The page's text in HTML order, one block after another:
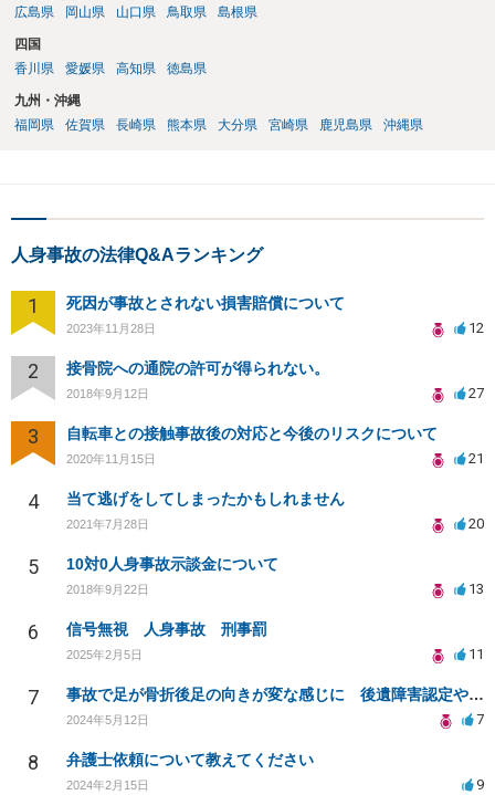
広島県
岡山県 山口県 鳥取県 島根県
四国
香川県
愛媛県 高知県 徳島県
九州・沖縄
福岡県
佐賀県 長崎県 熊本県 大分県 宮崎県 鹿児島県 沖縄県
人身事故の法律Q&Aランキング
1 死因が事故とされない損害賠償について
2023年11月28日 12
2 接骨院への通院の許可が得られない。
2018年9月12日 27
3 自転車との接触事故後の対応と今後のリスクについて
2020年11月15日 21
4 当て逃げをしてしまったかもしれません
2021年7月28日 20
5 10対0人身事故示談金について
2018年9月22日 13
6 信号無視 人身事故 刑事罰
2025年2月5日 11
7 事故で足が骨折後足の向きが変な感じに 後遺障害認定や慰謝料増額できるか
2024年5月12日 7
8 弁護士依頼について教えてください
2024年2月15日 9